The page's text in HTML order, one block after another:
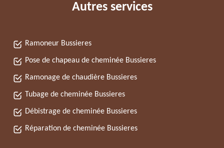
Autres services
Ramoneur Bussieres
Pose de chapeau de cheminée Bussieres
Ramonage de chaudière Bussieres
Tubage de cheminée Bussieres
Débistrage de cheminée Bussieres
Réparation de cheminée Bussieres